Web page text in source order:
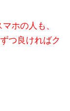
ホの人も、
つ良ければク